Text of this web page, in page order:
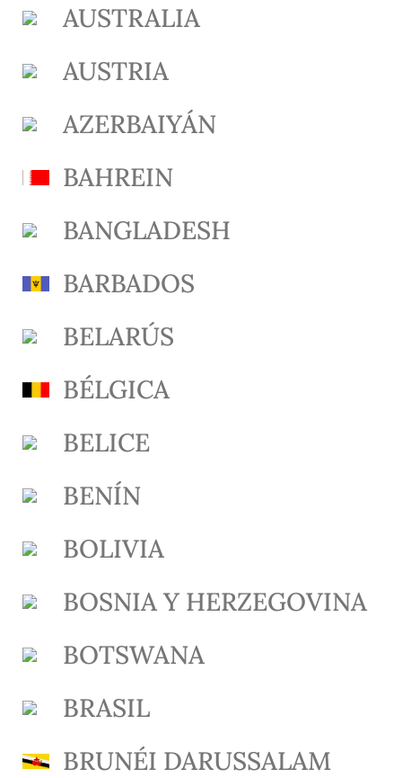
AUSTRALIA
AUSTRIA
AZERBAIYÁN
BAHREIN
BANGLADESH
BARBADOS
BELARÚS
BÉLGICA
BELICE
BENÍN
BOLIVIA
BOSNIA Y HERZEGOVINA
BOTSWANA
BRASIL
BRUNÉI DARUSSALAM